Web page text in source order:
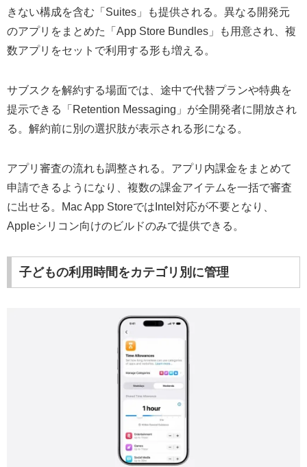
きない構成を含む「Suites」も提供される。異なる開発元
のアプリをまとめた「App Store Bundles」も用意され、複
数アプリをセットで利用する形も増える。
サブスクを解約する場面では、途中で代替プランや特典を
提示できる「Retention Messaging」が全開発者に開放され
る。解約前に別の選択肢が表示される形になる。
アプリ審査の流れも調整される。アプリ内課金をまとめて
申請できるようになり、複数の課金アイテムを一括で審査
に出せる。Mac App StoreではIntel対応が不要となり、
Appleシリコン向けのビルドのみで提供できる。
子どもの利用時間をカテゴリ別に管理